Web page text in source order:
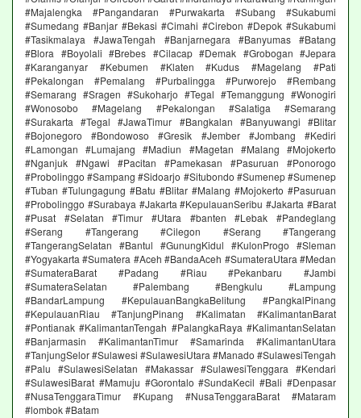
#Majalengka #Pangandaran #Purwakarta #Subang #Sukabumi
#Sumedang #Banjar #Bekasi #Cimahi #Cirebon #Depok #Sukabumi
#Tasikmalaya #JawaTengah #Banjarnegara #Banyumas #Batang
#Blora #Boyolali #Brebes #Cilacap #Demak #Grobogan #Jepara
#Karanganyar #Kebumen #Klaten #Kudus #Magelang #Pati
#Pekalongan #Pemalang #Purbalingga #Purworejo #Rembang
#Semarang #Sragen #Sukoharjo #Tegal #Temanggung #Wonogiri
#Wonosobo #Magelang #Pekalongan #Salatiga #Semarang
#Surakarta #Tegal #JawaTimur #Bangkalan #Banyuwangi #Blitar
#Bojonegoro #Bondowoso #Gresik #Jember #Jombang #Kediri
#Lamongan #Lumajang #Madiun #Magetan #Malang #Mojokerto
#Nganjuk #Ngawi #Pacitan #Pamekasan #Pasuruan #Ponorogo
#Probolinggo #Sampang #Sidoarjo #Situbondo #Sumenep #Sumenep
#Tuban #Tulungagung #Batu #Blitar #Malang #Mojokerto #Pasuruan
#Probolinggo #Surabaya #Jakarta #KepulauanSeribu #Jakarta #Barat
#Pusat #Selatan #Timur #Utara #banten #Lebak #Pandeglang
#Serang #Tangerang #Cilegon #Serang #Tangerang
#TangerangSelatan #Bantul #GunungKidul #KulonProgo #Sleman
#Yogyakarta #Sumatera #Aceh #BandaAceh #SumateraUtara #Medan
#SumateraBarat #Padang #Riau #Pekanbaru #Jambi
#SumateraSelatan #Palembang #Bengkulu #Lampung
#BandarLampung #KepulauanBangkaBelitung #PangkalPinang
#KepulauanRiau #TanjungPinang #Kalimatan #KalimantanBarat
#Pontianak #KalimantanTengah #PalangkaRaya #KalimantanSelatan
#Banjarmasin #KalimantanTimur #Samarinda #KalimantanUtara
#TanjungSelor #Sulawesi #SulawesiUtara #Manado #SulawesiTengah
#Palu #SulawesiSelatan #Makassar #SulawesiTenggara #Kendari
#SulawesiBarat #Mamuju #Gorontalo #SundaKecil #Bali #Denpasar
#NusaTenggaraTimur #Kupang #NusaTenggaraBarat #Mataram
#lombok #Batam